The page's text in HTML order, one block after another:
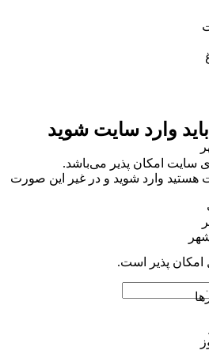
وارد سایت شوید
سایت امکان پذیر می‌باشد.
هستید وارد شوید و در غیر این صورت
امکان پذیر است.